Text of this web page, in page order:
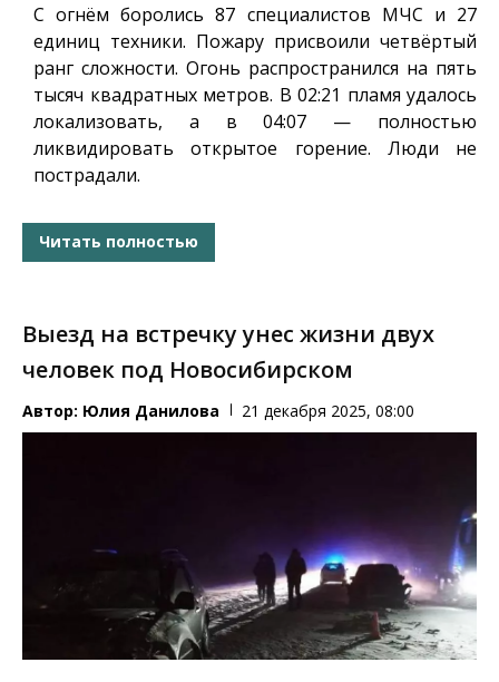
С огнём боролись 87 специалистов МЧС и 27
единиц техники. Пожару присвоили четвёртый
ранг сложности. Огонь распространился на пять
тысяч квадратных метров. В 02:21 пламя удалось
локализовать, а в 04:07 — полностью
ликвидировать открытое горение. Люди не
пострадали.
Читать полностью
Выезд на встречку унес жизни двух
человек под Новосибирском
Автор: Юлия Данилова 21 декабря 2025, 08:00